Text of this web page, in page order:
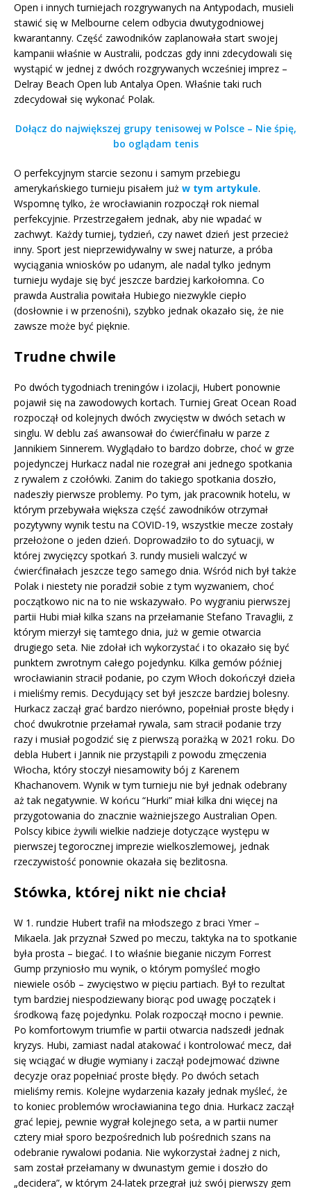
Open i innych turniejach rozgrywanych na Antypodach, musieli
stawić się w Melbourne celem odbycia dwutygodniowej
kwarantanny. Część zawodników zaplanowała start swojej
kampanii właśnie w Australii, podczas gdy inni zdecydowali się
wystąpić w jednej z dwóch rozgrywanych wcześniej imprez –
Delray Beach Open lub Antalya Open. Właśnie taki ruch
zdecydował się wykonać Polak.
Dołącz do największej grupy tenisowej w Polsce – Nie śpię,
bo oglądam tenis
O perfekcyjnym starcie sezonu i samym przebiegu
amerykańskiego turnieju pisałem już w tym artykule.
Wspomnę tylko, że wrocławianin rozpoczął rok niemal
perfekcyjnie. Przestrzegałem jednak, aby nie wpadać w
zachwyt. Każdy turniej, tydzień, czy nawet dzień jest przecież
inny. Sport jest nieprzewidywalny w swej naturze, a próba
wyciągania wniosków po udanym, ale nadal tylko jednym
turnieju wydaje się być jeszcze bardziej karkołomna. Co
prawda Australia powitała Hubiego niezwykle ciepło
(dosłownie i w przenośni), szybko jednak okazało się, że nie
zawsze może być pięknie.
Trudne chwile
Po dwóch tygodniach treningów i izolacji, Hubert ponownie
pojawił się na zawodowych kortach. Turniej Great Ocean Road
rozpoczął od kolejnych dwóch zwycięstw w dwóch setach w
singlu. W deblu zaś awansował do ćwierćfinału w parze z
Jannikiem Sinnerem. Wyglądało to bardzo dobrze, choć w grze
pojedynczej Hurkacz nadal nie rozegrał ani jednego spotkania
z rywalem z czołówki. Zanim do takiego spotkania doszło,
nadeszły pierwsze problemy. Po tym, jak pracownik hotelu, w
którym przebywała większa część zawodników otrzymał
pozytywny wynik testu na COVID-19, wszystkie mecze zostały
przełożone o jeden dzień. Doprowadziło to do sytuacji, w
której zwycięzcy spotkań 3. rundy musieli walczyć w
ćwierćfinałach jeszcze tego samego dnia. Wśród nich był także
Polak i niestety nie poradził sobie z tym wyzwaniem, choć
początkowo nic na to nie wskazywało. Po wygraniu pierwszej
partii Hubi miał kilka szans na przełamanie Stefano Travaglii, z
którym mierzył się tamtego dnia, już w gemie otwarcia
drugiego seta. Nie zdołał ich wykorzystać i to okazało się być
punktem zwrotnym całego pojedynku. Kilka gemów później
wrocławianin stracił podanie, po czym Włoch dokończył dzieła
i mieliśmy remis. Decydujący set był jeszcze bardziej bolesny.
Hurkacz zaczął grać bardzo nierówno, popełniał proste błędy i
choć dwukrotnie przełamał rywala, sam stracił podanie trzy
razy i musiał pogodzić się z pierwszą porażką w 2021 roku. Do
debla Hubert i Jannik nie przystąpili z powodu zmęczenia
Włocha, który stoczył niesamowity bój z Karenem
Khachanovem. Wynik w tym turnieju nie był jednak odebrany
aż tak negatywnie. W końcu “Hurki” miał kilka dni więcej na
przygotowania do znacznie ważniejszego Australian Open.
Polscy kibice żywili wielkie nadzieje dotyczące występu w
pierwszej tegorocznej imprezie wielkoszlemowej, jednak
rzeczywistość ponownie okazała się bezlitosna.
Stówka, której nikt nie chciał
W 1. rundzie Hubert trafił na młodszego z braci Ymer –
Mikaela. Jak przyznał Szwed po meczu, taktyka na to spotkanie
była prosta – biegać. I to właśnie bieganie niczym Forrest
Gump przyniosło mu wynik, o którym pomyśleć mogło
niewiele osób – zwycięstwo w pięciu partiach. Był to rezultat
tym bardziej niespodziewany biorąc pod uwagę początek i
środkową fazę pojedynku. Polak rozpoczął mocno i pewnie.
Po komfortowym triumfie w partii otwarcia nadszedł jednak
kryzys. Hubi, zamiast nadal atakować i kontrolować mecz, dał
się wciągać w długie wymiany i zaczął podejmować dziwne
decyzje oraz popełniać proste błędy. Po dwóch setach
mieliśmy remis. Kolejne wydarzenia kazały jednak myśleć, że
to koniec problemów wrocławianina tego dnia. Hurkacz zaczął
grać lepiej, pewnie wygrał kolejnego seta, a w partii numer
cztery miał sporo bezpośrednich lub pośrednich szans na
odebranie rywalowi podania. Nie wykorzystał żadnej z nich,
sam został przełamany w dwunastym gemie i doszło do
„decidera”, w którym 24-latek przegrał już swój pierwszy gem